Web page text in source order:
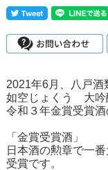
2021年6月、八戸酒
如空じょくう 大
令和３年金賞受賞酒
「金賞受賞酒」
日本酒の勲章で一
受賞です。